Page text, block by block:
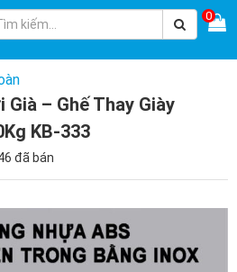
0
Già – Ghế Thay Giày
KB-333
đã bán